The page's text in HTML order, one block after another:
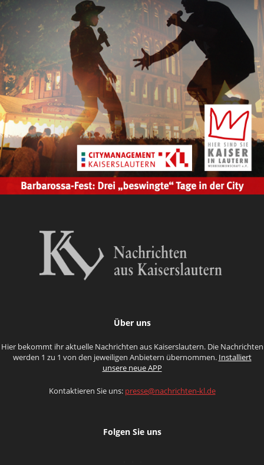
Über uns
Hier bekommt ihr aktuelle Nachrichten aus Kaiserslautern. Die Nachrichten
werden 1 zu 1 von den jeweiligen Anbietern übernommen. Installiert
unsere neue APP
Kontaktieren Sie uns: presse@nachrichten-kl.de
Folgen Sie uns